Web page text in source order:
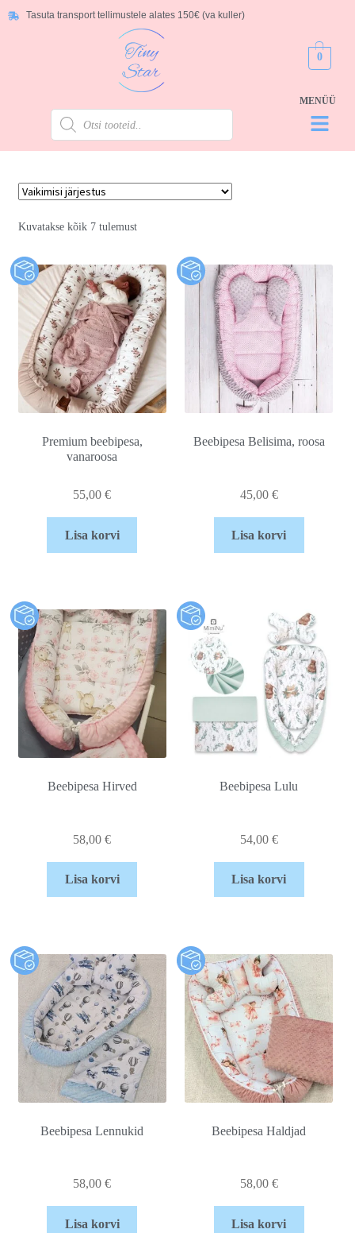
Tasuta transport tellimustele alates 150€ (va kuller)
0
Kuvatakse kõik 7 tulemust
Premium beebipesa,
vanaroosa
55,00€
Lisa korvi
Beebipesa Belisima, roosa
45,00 €
Lisa korvi
Beebipesa Hirved
58,00€
Lisa korvi
Beebipesa Lulu
54,00 €
Lisa korvi
Beebipesa Lennukid
58,00€
Lisa korvi
Beebipesa Haldjad
58,00 €
Lisa korvi